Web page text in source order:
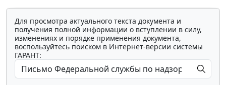
Для просмотра актуального текста документа и
получения полной информации о вступлении в силу,
изменениях и порядке применения документа,
воспользуйтесь поиском в Интернет-версии системы
ГАРАНТ: